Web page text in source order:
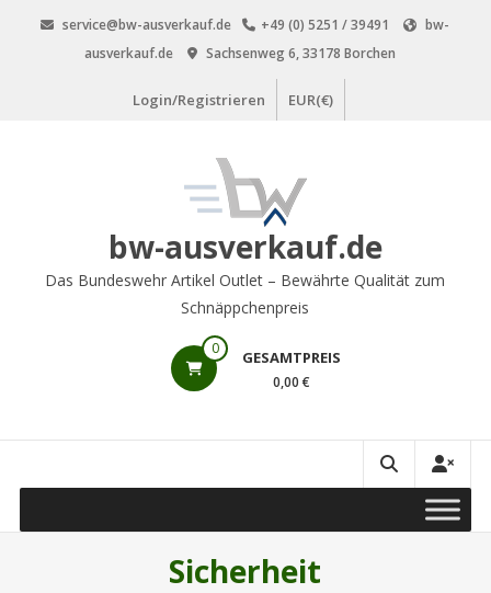
service@bw-ausverkauf.de +49 (0) 5251 / 39491
bw-
ausverkauf.de
Sachsenweg 6, 33178 Borchen
Login/Registrieren EUR(€)
bw-ausverkauf.de
Das Bundeswehr Artikel Outlet – Bewährte Qualität zum
Schnäppchenpreis
0 GESAMTPREIS
0,00 €
Sicherheit